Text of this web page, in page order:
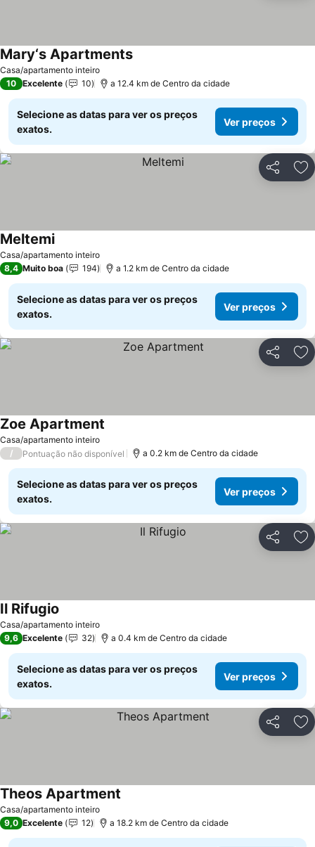
Casa/apartamento inteiro
Mary‘s Apartments
10 Excelente 10 a 12.4 km de Centro da cidade
Selecione as datas para ver os preços
exatos.
Ver preços
Partilhar
Casa/apartamento inteiro
Meltemi
8,4 Muito boa 194 a 1.2 km de Centro da cidade
Selecione as datas para ver os preços
exatos.
Ver preços
Partilhar
Casa/apartamento inteiro
Zoe Apartment
/ Pontuação não disponível a 0.2 km de Centro da cidade
Selecione as datas para ver os preços
exatos.
Ver preços
Partilhar
Casa/apartamento inteiro
Il Rifugio
9,6 Excelente 32 a 0.4 km de Centro da cidade
Selecione as datas para ver os preços
exatos.
Ver preços
Partilhar
Casa/apartamento inteiro
Theos Apartment
9,0 Excelente 12 a 18.2 km de Centro da cidade